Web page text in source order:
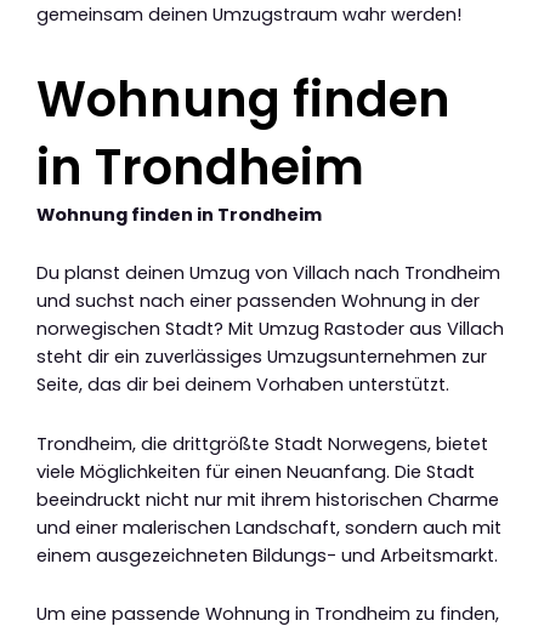
gemeinsam deinen Umzugstraum wahr werden!
Wohnung finden
in Trondheim
Wohnung finden in Trondheim
Du planst deinen Umzug von Villach nach Trondheim
und suchst nach einer passenden Wohnung in der
norwegischen Stadt? Mit Umzug Rastoder aus Villach
steht dir ein zuverlässiges Umzugsunternehmen zur
Seite, das dir bei deinem Vorhaben unterstützt.
Trondheim, die drittgrößte Stadt Norwegens, bietet
viele Möglichkeiten für einen Neuanfang. Die Stadt
beeindruckt nicht nur mit ihrem historischen Charme
und einer malerischen Landschaft, sondern auch mit
einem ausgezeichneten Bildungs- und Arbeitsmarkt.
Um eine passende Wohnung in Trondheim zu finden,